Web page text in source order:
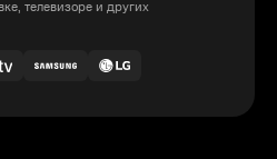
телевизоре и других